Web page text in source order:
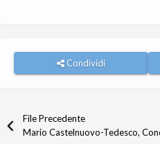
Condividi
File Precedente